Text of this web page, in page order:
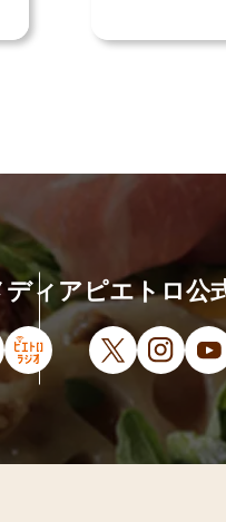
ディア
ト（新しいウィンドウで開
ンラインストア（新しいウ
トロホームタウン（新しい
ピエトロラジオ（新しい
ピエトロ公
X（新しいウィ